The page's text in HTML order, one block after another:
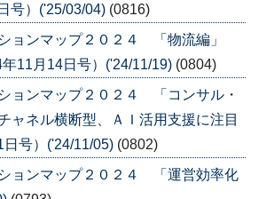
号）('25/03/04) (0816)
ションマップ２０２４ 「物流編」
11月14日号）('24/11/19) (0804)
ョンマップ２０２４ 「コンサル・
ャネル横断型、ＡＩ活用支援に注目
日号）('24/11/05) (0802)
ションマップ２０２４ 「運営効率化